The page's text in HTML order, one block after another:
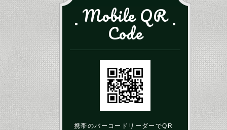
Mobile QR
Code
携帯のバーコードリーダーでQR